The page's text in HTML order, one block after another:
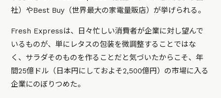
社）やBest Buy（世界最大の家電量販店）が挙げられる。
Fresh Expressは、日々忙しい消費者が企業に対し望んで
いるものが、単にレタスの包装を微調整することではな
く、サラダそのものを作ることだと気づいたからこそ、年
間25億ドル（日本円にしておよそ2,500億円）の市場に入る
企業にのぼりつめた。